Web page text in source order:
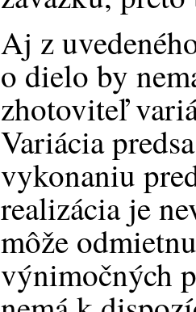
Aj z
o dielo by
zhotoviteľ
Variácia
vykonaniu
realizácia je
môže
výnimočných